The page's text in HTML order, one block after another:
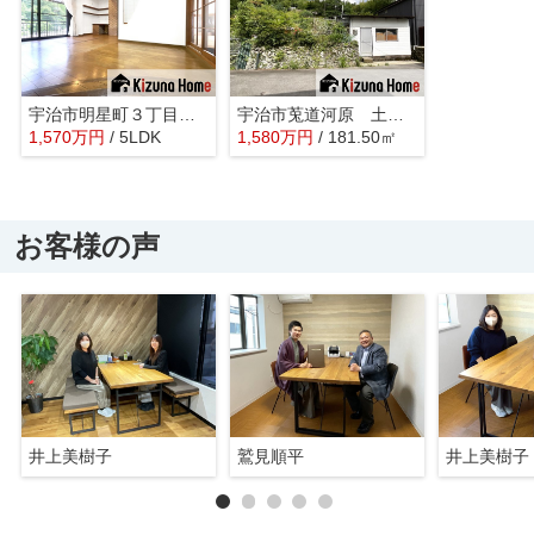
1,570万円 / 5LDK
1,580万円 / 181.50㎡
お客様の声
井上美樹子 鷲見順平 井上美樹子